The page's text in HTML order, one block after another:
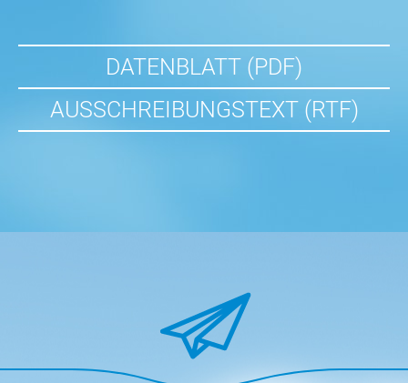
DATENBLATT (PDF)
AUSSCHREIBUNGSTEXT (RTF)